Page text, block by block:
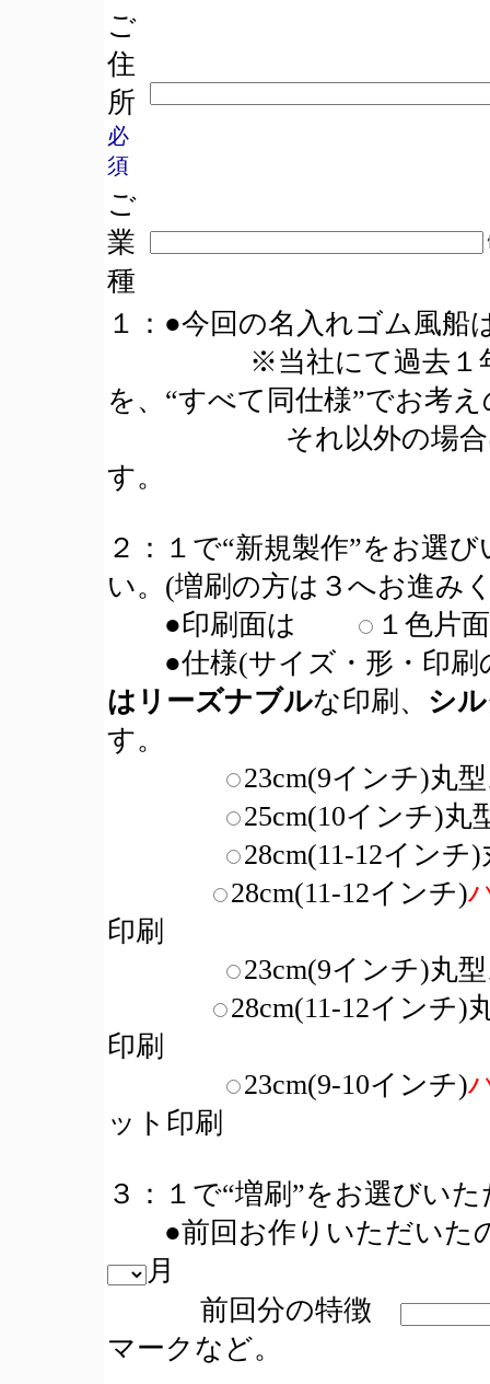
ご
住
所
必
須
ご
業
種
１：●今回の名入れゴム風
※当社にて過去１年以
を、“すべて同仕様”でお考
それ以外の場合は「
す。
２：１で“新規製作”をお選
い。(増刷の方は３へお進み
●印刷面は
１色
●仕様(サイズ・形・印
はリーズナブルな印刷、 シ
す。
23cm(9インチ)丸
25cm(10インチ)
28cm(11-12イン
28cm(11-12インチ)
印刷
23cm(9インチ)丸
28cm(11-12インチ
印刷
23cm(9-10インチ)
ット印刷
３：１で“増刷”をお選びい
●前回お作りいただいた
月
前回分の特徴
マークなど。